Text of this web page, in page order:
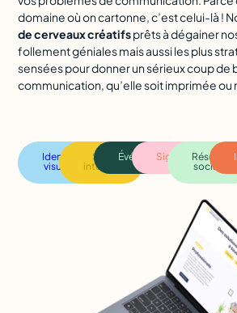
domaine où on cartonne, c’est celui-là !
de cerveaux créatifsprêts à dégainer
follement géniales mais aussi les plus
sensées pour donner un sérieux coup de
communication, qu’elle soit imprimée ou
Identité
visuelle
Site
internet
ÉvénementielSignalétique
Réseaux
sociaux